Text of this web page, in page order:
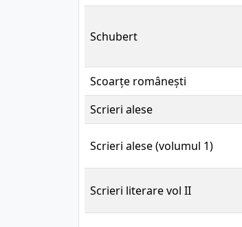
Schubert
Scoarțe românești
Scrieri alese
Scrieri alese (volumul 1)
Scrieri literare vol II